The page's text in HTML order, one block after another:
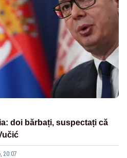
doi bărbați, suspectați că
20:07